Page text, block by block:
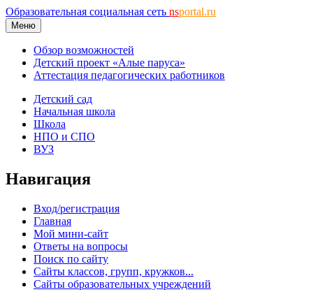
Образовательная социальная сеть nsportal.ru
Меню
Обзор возможностей
Детский проект «Алые паруса»
Аттестация педагогических работников
Детский сад
Начальная школа
Школа
НПО и СПО
ВУЗ
Навигация
Вход/регистрация
Главная
Мой мини-сайт
Ответы на вопросы
Поиск по сайту
Сайты классов, групп, кружков...
Сайты образовательных учреждений